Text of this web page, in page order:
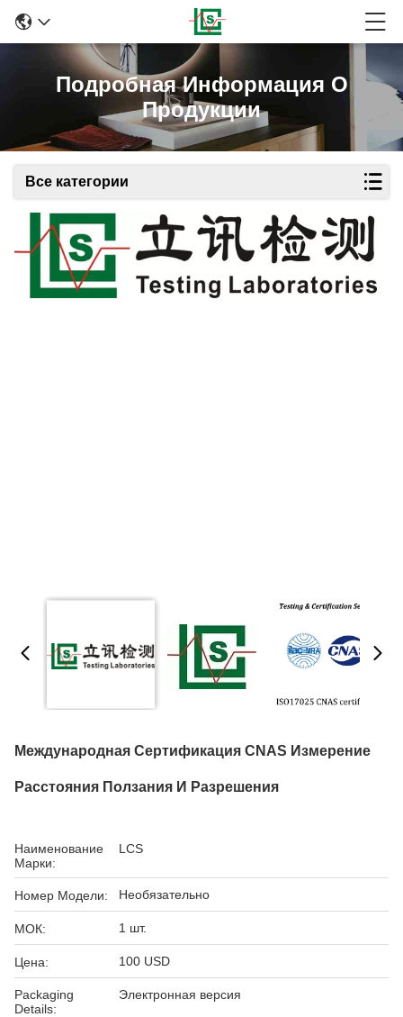
Подробная Информация О
Продукции
Все категории
Международная Сертификация CNAS Измерение
Расстояния Ползания И Разрешения
Наименование
Марки:
LCS
Номер Модели: Необязательно
МОК: 1 шт.
Цена: 100 USD
Packaging
Details:
Электронная версия